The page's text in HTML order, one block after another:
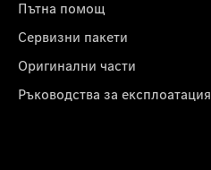
Пътна помощ
Сервизни пакети
Оригинални части
Ръководства за експлоатация